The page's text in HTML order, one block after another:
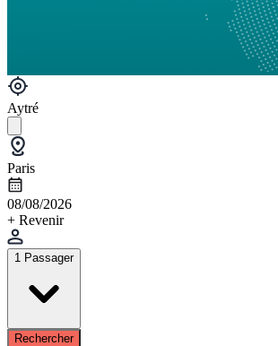
Aytré
Paris
08/08/2026
+ Revenir
1 Passager
Rechercher